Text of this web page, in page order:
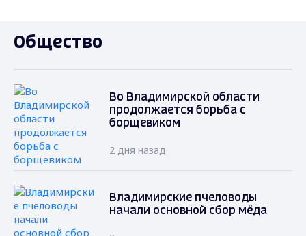
Общество
Во Владимирской области
продолжается борьба с
борщевиком
2 дня назад
Владимирские пчеловоды
начали основной сбор мёда